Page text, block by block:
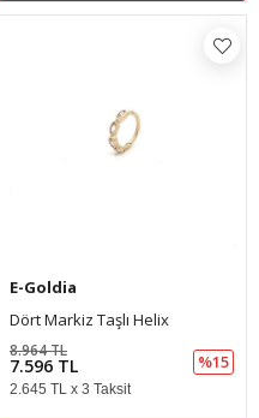
E-Goldia
Dört Markiz Taşlı Helix
7.596 TL
8.964 TL
%15
2.645 TL x 3 Taksit